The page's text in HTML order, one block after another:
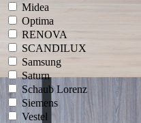
Midea
Optima
RENOVA
SCANDILUX
Samsung
Saturn
Schaub Lorenz
Siemens
Vestel